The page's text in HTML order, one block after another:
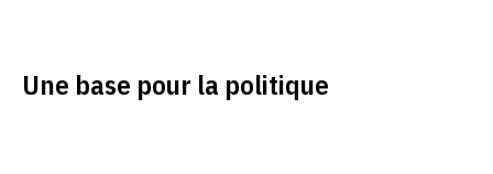
Une base pour la politique